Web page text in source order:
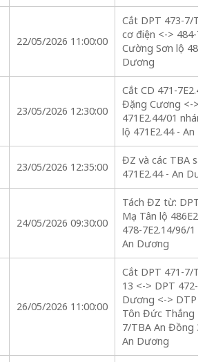
22/05/2026 11:00:00
Cắt DPT 473-7/
cơ điện <-> 484-
Cường Sơn lộ
Dương
23/05/2026 12:30:00
Cắt CD 471-
Đặng Cương <->
471E2.44/01
lộ 471E2.44 - An
23/05/2026 12:35:00
ĐZ và các TBA
471E2.44 - An
24/05/2026 09:30:00
Tách ĐZ từ: DPT
Mạ Tân lộ
478-7E2.14/96/1
An Dương
26/05/2026 11:00:00
Cắt DPT 471-7/
13 <-> DPT 472-
Dương <-> DTP
Tôn Đức Thắng
7/TBA An Đồng 3
An Dương